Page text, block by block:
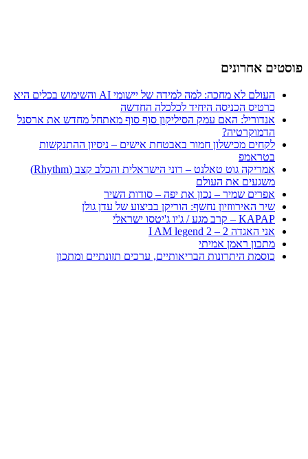
פוסטים אחרונים
העולם לא מחכה: למה למידה של יישומי AI והשימוש בכלים היא
כרטיס הכניסה היחיד לכלכלה החדשה
אנדוריל: האם עמק הסיליקון סוף סוף מאתחל מחדש את ארסנל
הדמוקרטיה?
לקחים מכישלון חמור באבטחת אישים – ניסיון ההתנקשות
בטראמפ
אמריקה גוט טאלנט – רוני הישראלית והכלב קצב (Rhythm)
משגעים את העולם
אפרים שמיר – נכון את יפה – סודות השיר
שיר האירווזיון נחשף: הוריקן בביצוע של עדן גולן
KAPAP – קרב מגע / ג'יו ג'יטסו ישראלי
אני האגדה 2 – I AM legend 2
מתכון ראמן אמיתי
כוסמת היתרונות הבריאותיים, ערכים תזונתיים ומתכון